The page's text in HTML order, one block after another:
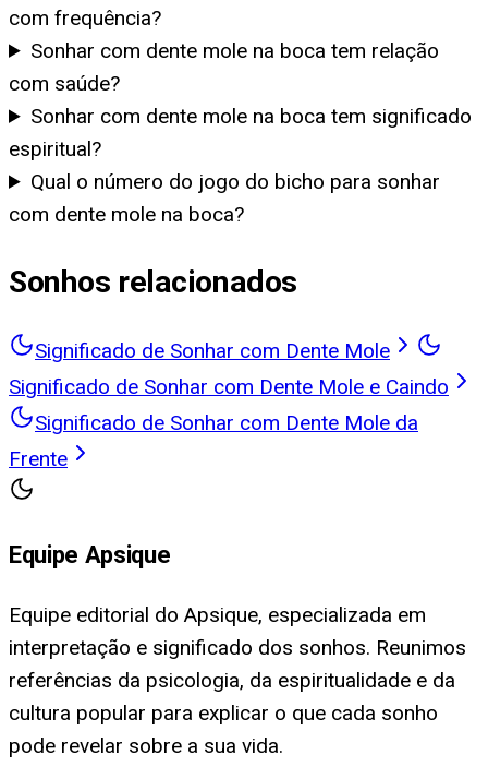
com frequência?
Sonhar com dente mole na boca tem relação
com saúde?
Sonhar com dente mole na boca tem significado
espiritual?
Qual o número do jogo do bicho para sonhar
com dente mole na boca?
Sonhos relacionados
Significado de Sonhar com Dente Mole
Significado de Sonhar com Dente Mole e Caindo
Significado de Sonhar com Dente Mole da
Frente
Equipe Apsique
Equipe editorial do Apsique, especializada em
interpretação e significado dos sonhos. Reunimos
referências da psicologia, da espiritualidade e da
cultura popular para explicar o que cada sonho
pode revelar sobre a sua vida.